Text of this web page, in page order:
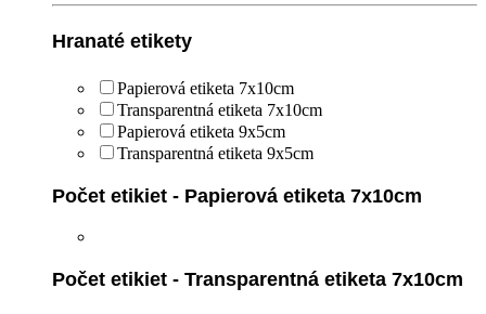
Hranaté etikety
Papierová etiketa 7x10cm
Transparentná etiketa 7x10cm
Papierová etiketa 9x5cm
Transparentná etiketa 9x5cm
Počet etikiet - Papierová etiketa 7x10cm
Počet etikiet - Transparentná etiketa 7x10cm